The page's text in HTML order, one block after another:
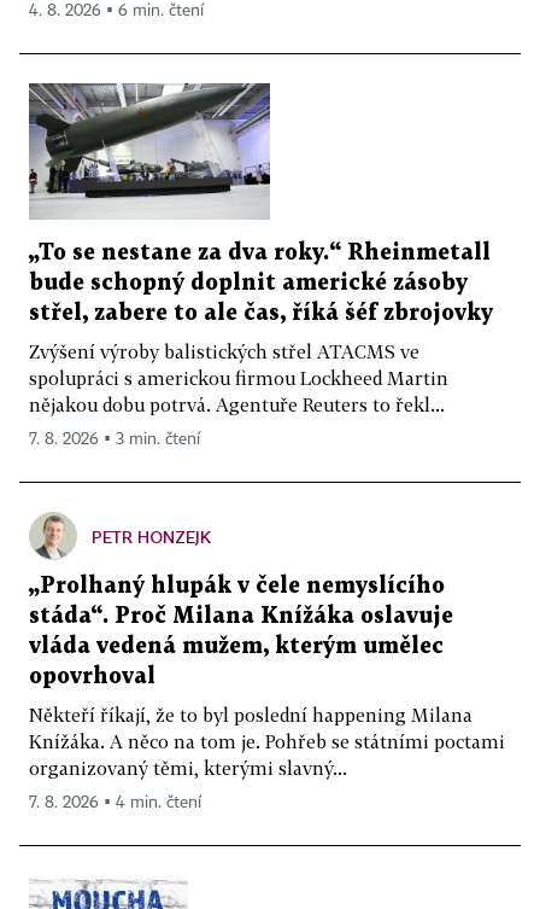
4. 8. 2026 ▪ 6 min. čtení
„To se nestane za dva roky.“ Rheinmetall
bude schopný doplnit americké zásoby
střel, zabere to ale čas, říká šéf zbrojovky
Zvýšení výroby balistických střel ATACMS ve
spolupráci s americkou firmou Lockheed Martin
nějakou dobu potrvá. Agentuře Reuters to řekl...
7. 8. 2026 ▪ 3 min. čtení
PETR HONZEJK
„Prolhaný hlupák v čele nemyslícího
stáda“. Proč Milana Knížáka oslavuje
vláda vedená mužem, kterým umělec
opovrhoval
Někteří říkají, že to byl poslední happening Milana
Knížáka. A něco na tom je. Pohřeb se státními poctami
organizovaný těmi, kterými slavný...
7. 8. 2026 ▪ 4 min. čtení